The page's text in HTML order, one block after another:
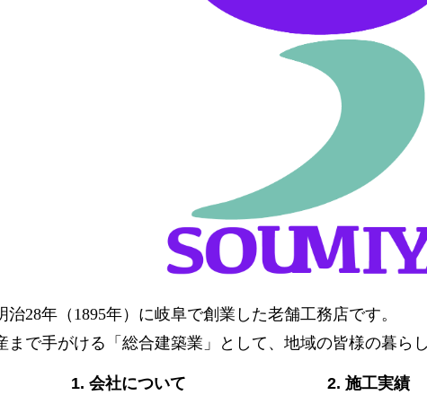
治28年（1895年）に岐阜で創業した老舗工務店です。
で手がける「総合建築業」として、地域の皆様の暮ら
1. 会社について 2. 施工実績